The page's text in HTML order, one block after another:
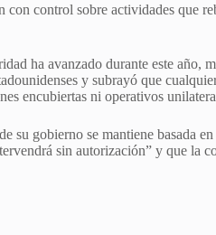
control sobre actividades que
ha avanzado durante este año,
y subrayó que
encubiertas ni operativos
su gobierno se mantiene basada
sin autorización” y que la